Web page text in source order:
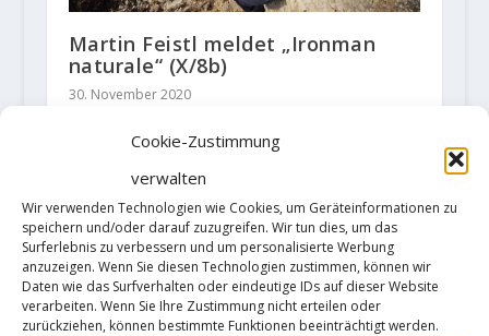
Cookie-Zustimmung
verwalten
Wir verwenden Technologien wie Cookies, um Geräteinformationen zu
speichern und/oder darauf zuzugreifen. Wir tun dies, um das
Surferlebnis zu verbessern und um personalisierte Werbung
anzuzeigen. Wenn Sie diesen Technologien zustimmen, können wir
Daten wie das Surfverhalten oder eindeutige IDs auf dieser Website
verarbeiten. Wenn Sie Ihre Zustimmung nicht erteilen oder
zurückziehen, können bestimmte Funktionen beeinträchtigt werden.
Martin Feistl meldet „Ironman
naturale“ (X/8b)
30. November 2020
HINTERLASSE EINE ANTWORT
Deine E-Mail-Adresse wird nicht
veröffentlicht. Erforderliche Felder
sind mit*markiert